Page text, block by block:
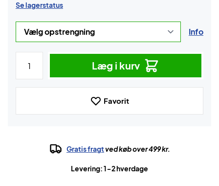
Se lagerstatus
Info
Læg i kurv
Favorit
Gratis fragtved køb over 499 kr.
Levering: 1-2 hverdage